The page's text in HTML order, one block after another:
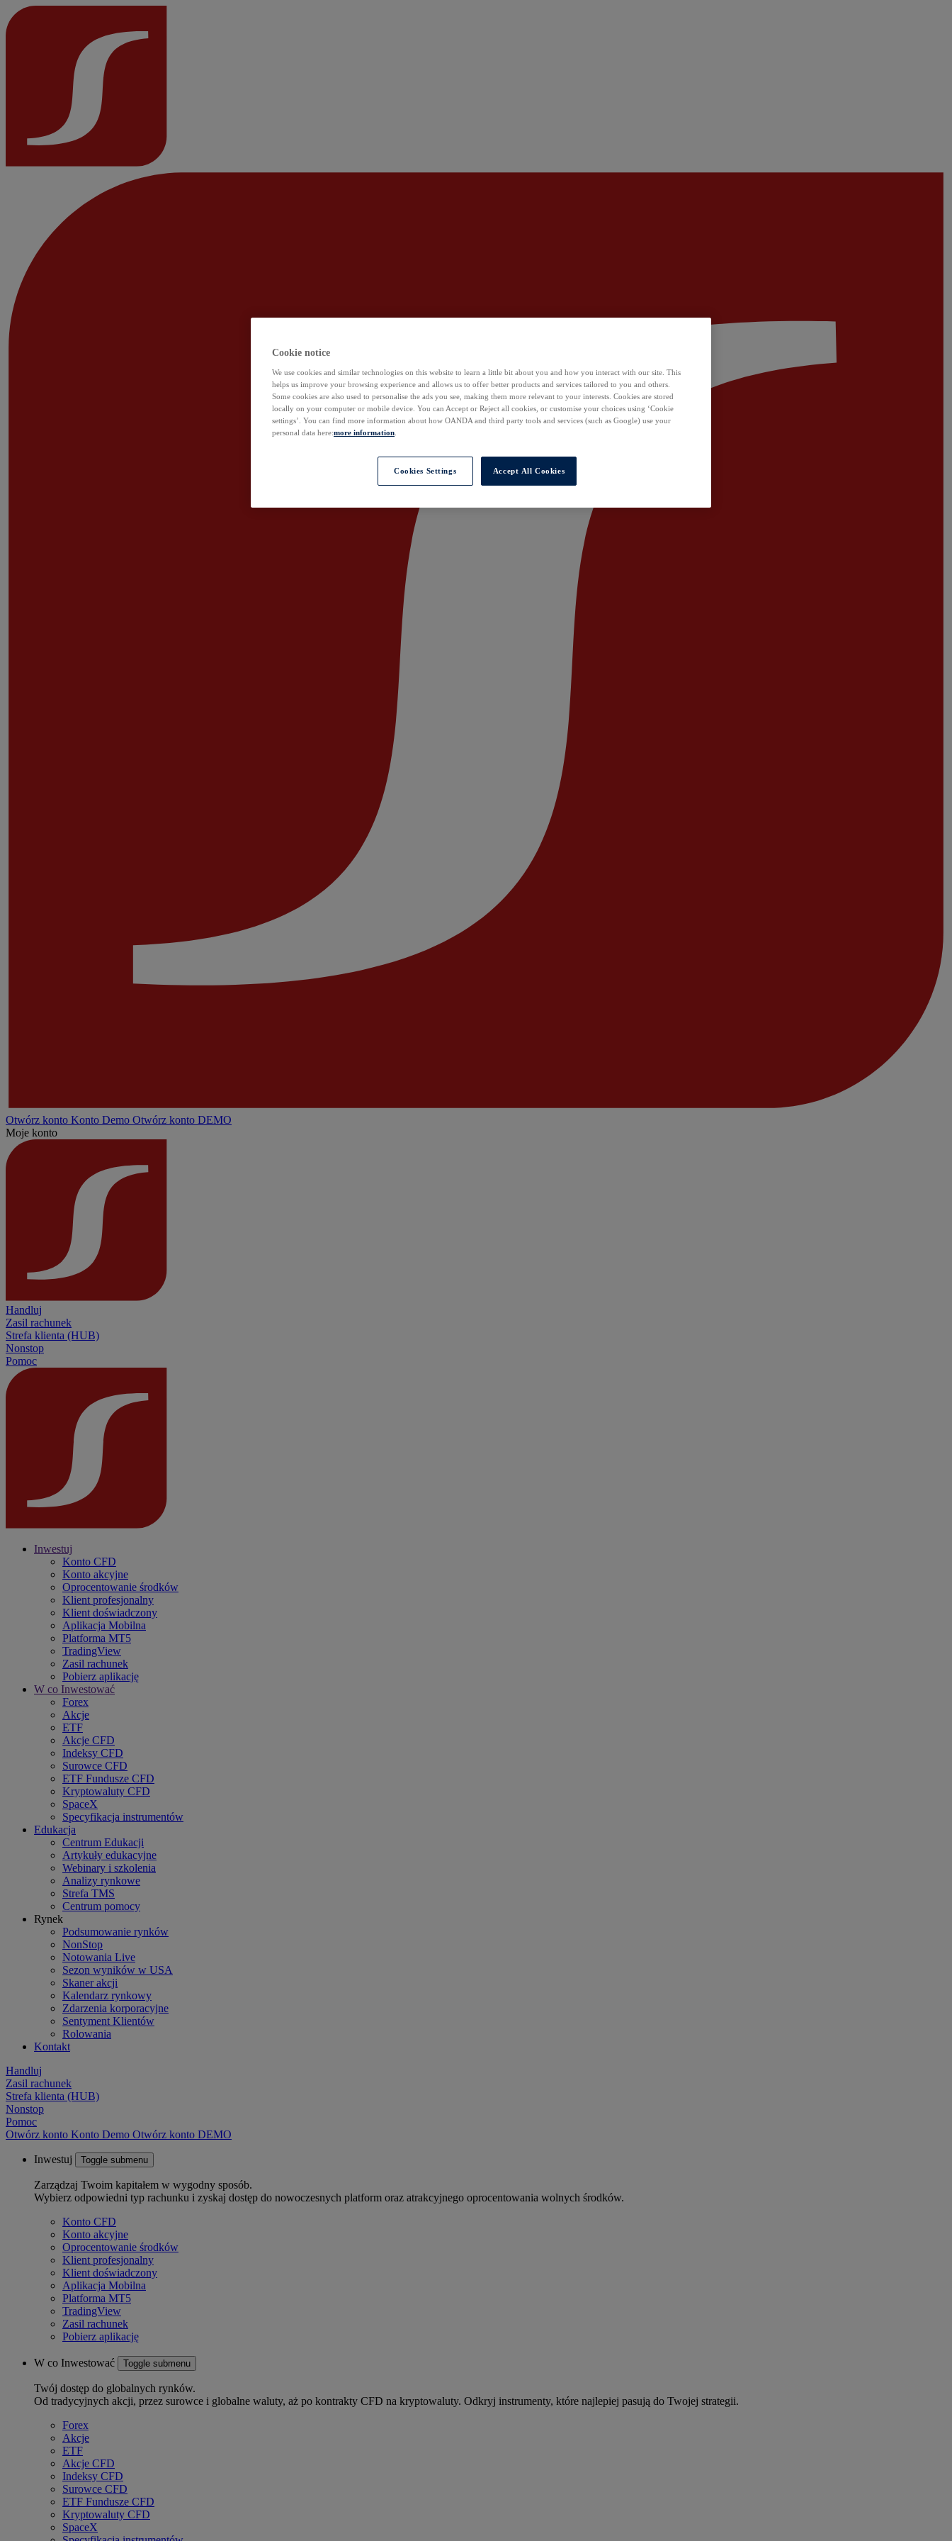
Otwórz konto Konto Demo Otwórz konto DEMO
Moje konto
Handluj
Zasil rachunek
Strefa klienta (HUB)
Nonstop
Pomoc
Inwestuj
Konto CFD
Konto akcyjne
Oprocentowanie środków
Klient profesjonalny
Klient doświadczony
Aplikacja Mobilna
Platforma MT5
TradingView
Zasil rachunek
Pobierz aplikację
W co Inwestować
Forex
Akcje
ETF
Akcje CFD
Indeksy CFD
Surowce CFD
ETF Fundusze CFD
Kryptowaluty CFD
SpaceX
Specyfikacja instrumentów
Edukacja
Centrum Edukacji
Artykuły edukacyjne
Webinary i szkolenia
Analizy rynkowe
Strefa TMS
Centrum pomocy
Rynek
Podsumowanie rynków
NonStop
Notowania Live
Sezon wyników w USA
Skaner akcji
Kalendarz rynkowy
Zdarzenia korporacyjne
Sentyment Klientów
Rolowania
Kontakt
Handluj
Zasil rachunek
Strefa klienta (HUB)
Nonstop
Pomoc
Otwórz konto Konto Demo Otwórz konto DEMO
Inwestuj Toggle submenu
Zarządzaj Twoim kapitałem w wygodny sposób.
Wybierz odpowiedni typ rachunku i zyskaj dostęp do nowoczesnych platform oraz atrakcyjnego oprocentowania wolnych środków.
Konto CFD
Konto akcyjne
Oprocentowanie środków
Klient profesjonalny
Klient doświadczony
Aplikacja Mobilna
Platforma MT5
TradingView
Zasil rachunek
Pobierz aplikację
W co Inwestować Toggle submenu
Twój dostęp do globalnych rynków.
Od tradycyjnych akcji, przez surowce i globalne waluty, aż po kontrakty CFD na kryptowaluty. Odkryj instrumenty, które najlepiej pasują do Twojej strategii.
Forex
Akcje
ETF
Akcje CFD
Indeksy CFD
Surowce CFD
ETF Fundusze CFD
Kryptowaluty CFD
SpaceX
Cookie notice
We use cookies and similar technologies on this website to learn a little bit about you and how you interact with our site. This
helps us improve your browsing experience and allows us to offer better products and services tailored to you and others.
Some cookies are also used to personalise the ads you see, making them more relevant to your interests. Cookies are stored
locally on your computer or mobile device. You can Accept or Reject all cookies, or customise your choices using ‘Cookie
settings’. You can find more information about how OANDA and third party tools and services (such as Google) use your
personal data here:more information
Cookies Settings Accept All Cookies